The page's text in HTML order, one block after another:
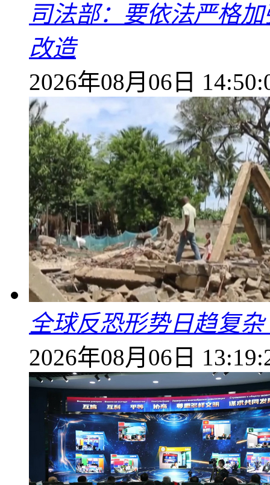
司法部：要依法严格
改造
2026年08月06日
全球反恐形势日趋复
2026年08月06日